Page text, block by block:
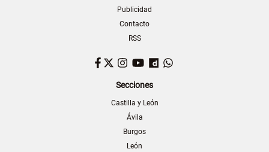
Publicidad
Contacto
RSS
Facebook
TwitterInstagram
YouTubeDailymotion
Secciones
Castilla y León
Ávila
Burgos
León